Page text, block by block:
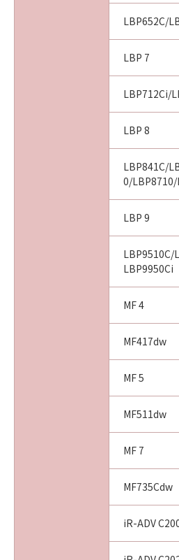
本契約書のいずれかの条項
律により無効であると決定
の他の条項は完全に有効に
キヤノン株式会社
LBP652C/
LBP 7
LBP712Ci/
LBP 8
LBP841C/
0/
LBP 9
LBP9510C/
LBP9950Ci
MF 4
MF417dw
MF 5
MF511dw
MF 7
MF735Cdw
iR-ADV